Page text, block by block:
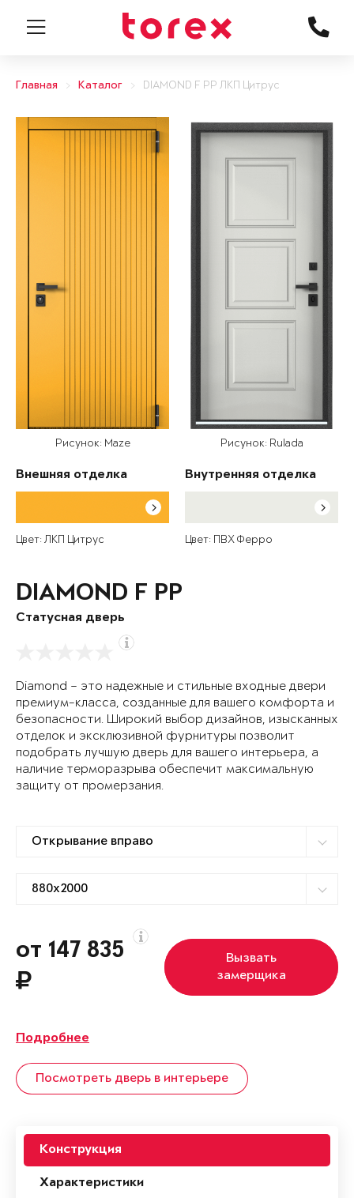
Главная Каталог DIAMOND F PP ЛКП Цитрус
Рисунок: Maze
Внешняя отделка
Цвет: ЛКП Цитрус
Рисунок: Rulada
Внутренняя отделка
Цвет: ПВХ Ферро
DIAMOND F PP
Статусная дверь
Diamond – это надежные и стильные входные двери
премиум-класса, созданные для вашего комфорта и
безопасности. Широкий выбор дизайнов, изысканных
отделок и эксклюзивной фурнитуры позволит
подобрать лучшую дверь для вашего интерьера, а
наличие терморазрыва обеспечит максимальную
защиту от промерзания.
от 147 835
Вызвать
замерщика
Подробнее
Посмотреть дверь в интерьере
Конструкция
Характеристики